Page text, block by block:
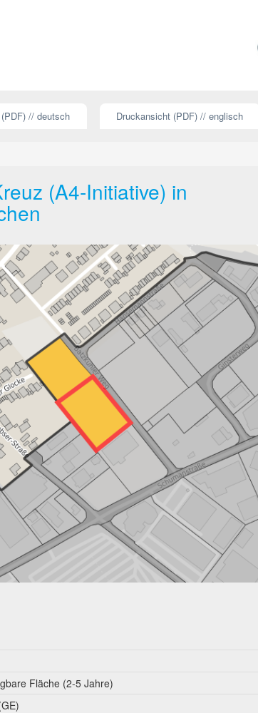
// deutsch Druckansicht (PDF) // englisch
(A4-Initiative) in
Fläche (2-5 Jahre)